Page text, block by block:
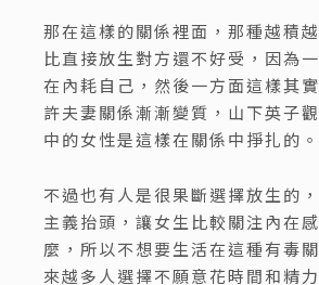
那在這樣的關係裡面，那種越積
比直接放生對方還不好受，因為
在內耗自己，然後一方面這樣其
許夫妻關係漸漸變質，山下英子
中的女性是這樣在關係中掙扎的。
不過也有人是很果斷選擇放生的
主義抬頭，讓女生比較關注內在
麼，所以不想要生活在這種有毒
來越多人選擇不願意花時間和精